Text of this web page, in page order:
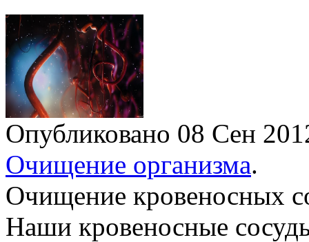
Опубликовано 08 Сен
Очищение организма.
Очищение кровеносных
Наши кровеносные